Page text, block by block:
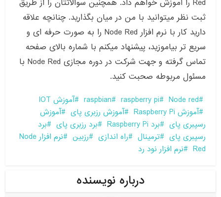
Red را آموزش خواهم داد. همچنین سوالاتتان را از طریق
ثبت نظر میتوانید با من در میان بگذارید. چنانچه علاقه
دارید کار با نرم افزار Node Red را به صورت حرفه ای و
سریع تر بیاموزید، پیشنهاد میکنم با شماره بالای صفحه
تماس گرفته و جهت شرکت در دوره مجازی Node Red با
مسئول مربوطه صحبت کنید.
Node red
raspberry pi
raspbian
آموزش IOT
آموزش Raspberry Pi
آموزش رزبری پای
آموزش
رسپبری پای
برد Raspberry Pi برد رزبری پای
برد
رسپبری پای
ترمینال راه اندازی رزبین
نرم افزار Node
Red
نرم افزار نود رد
درباره نویسنده